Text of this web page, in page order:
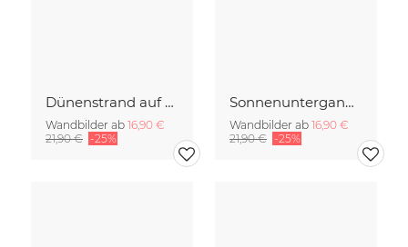
Dünenstrand auf der Insel Sylt
Wandbilder ab 16,90 €
21,90 € -25%
Sonnenuntergang Panorama auf Sylt
Wandbilder ab 16,90 €
21,90 € -25%